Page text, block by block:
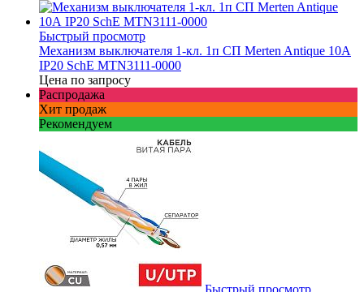
Быстрый просмотр
Механизм выключателя 1-кл. 1п СП Merten Antique 10А
IP20 SchE MTN3111-0000
Цена по запросу
Распродажа
Хит продаж
Рекомендуем
Быстрый просмотр